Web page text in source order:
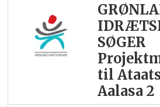
SØGER
til
Aalasa 2